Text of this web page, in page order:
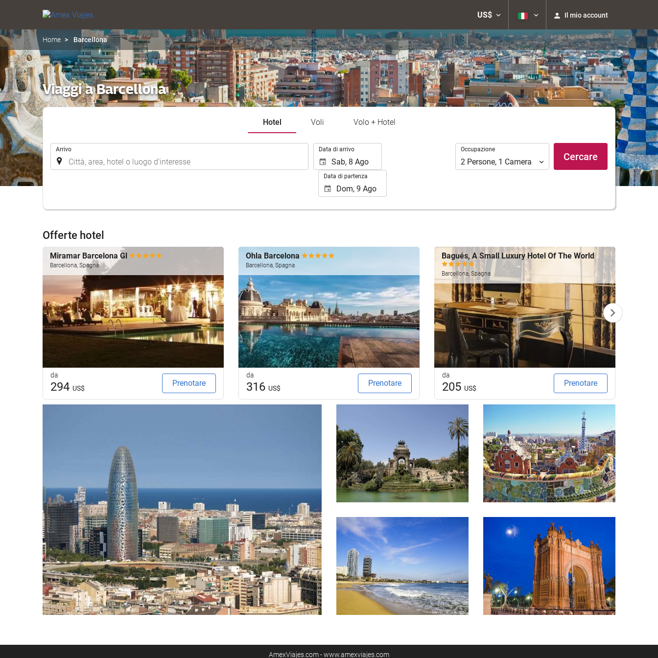
US$ Il mio account
Home Barcellona
Viaggi a Barcellona
Hotel Voli Volo + Hotel
Arrivo Data di arrivo
Data di partenza
Occupazione
Occupazione
2 Persone, 1 Camera Cercare
Offerte hotel
Miramar Barcelona Gl
Barcellona, Spagna
da
294 US$
Prenotare
Ohla Barcelona
Barcellona, Spagna
da
316 US$
Prenotare
Bagués, A Small Luxury Hotel Of The World
Barcellona, Spagna
da
205 US$
Prenotare
AmexViajes.com - www.amexviajes.com